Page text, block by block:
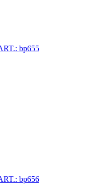
bp655
bp656